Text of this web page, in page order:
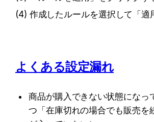
(4) 作成したルールを選択して「適
よくある設定漏れ
商品が購入できない状態になっ
つ「在庫切れの場合でも販売を